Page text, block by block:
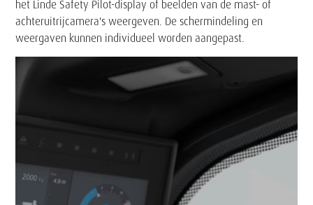
het Linde Safety Pilot-display of beelden van de mast- of
achteruitrijcamera's weergeven. De schermindeling en
weergaven kunnen individueel worden aangepast.